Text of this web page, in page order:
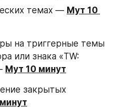
темах — Мут 10
на триггерные темы
или знака «TW:
Мут 10 минут
закрытых